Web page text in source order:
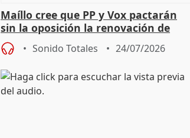
Maíllo cree que PP y Vox pactarán
sin la oposición la renovación de
órganos como el Defensor
Sonido Totales 24/07/2026